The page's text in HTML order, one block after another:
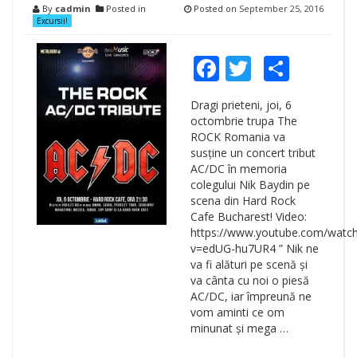
By cadmin Posted in
Excursii!
Posted on September 25, 2016
Facebook
TwitterShare
Dragi prieteni, joi, 6
octombrie trupa The
ROCK Romania va
susține un concert tribut
AC/DC în memoria
colegului Nik Baydin pe
scena din Hard Rock
Cafe Bucharest! Video:
https://www.youtube.com/
v=edUG-hu7UR4 ” Nik ne
va fi alături pe scenă și
va cânta cu noi o piesă
AC/DC, iar împreună ne
vom aminti ce om
minunat și mega …